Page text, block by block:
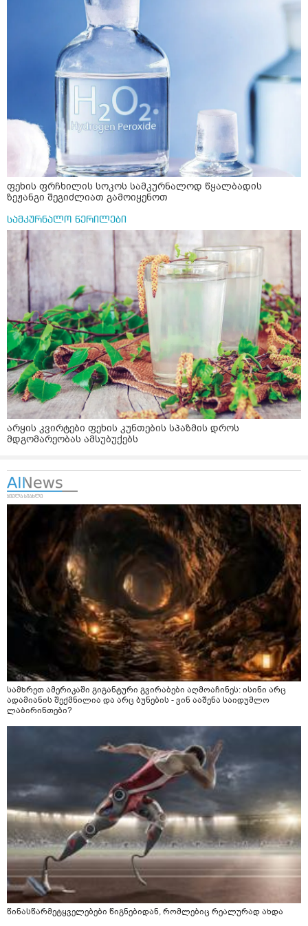
ფეხის ფრჩხილის სოკოს სამკურნალოდ წყალბადის
ზეჟანგი შეგიძლიათ გამოიყენოთ
სამკურნალო წერილები
არყის კვირტები ფეხის კუნთების სპაზმის დროს
მდგომარეობას ამსუბუქებს
სამხრეთ ამერიკაში გიგანტური გვირაბები აღმოაჩინეს: ისინი არც
ადამიანის შექმნილია და არც ბუნების - ვინ ააშენა საიდუმლო
ლაბირინთები?
წინასწარმეტყველებები წიგნებიდან, რომლებიც რეალურად ახდა